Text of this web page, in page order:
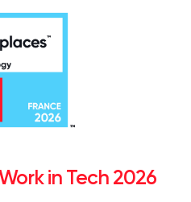
in Tech 2026